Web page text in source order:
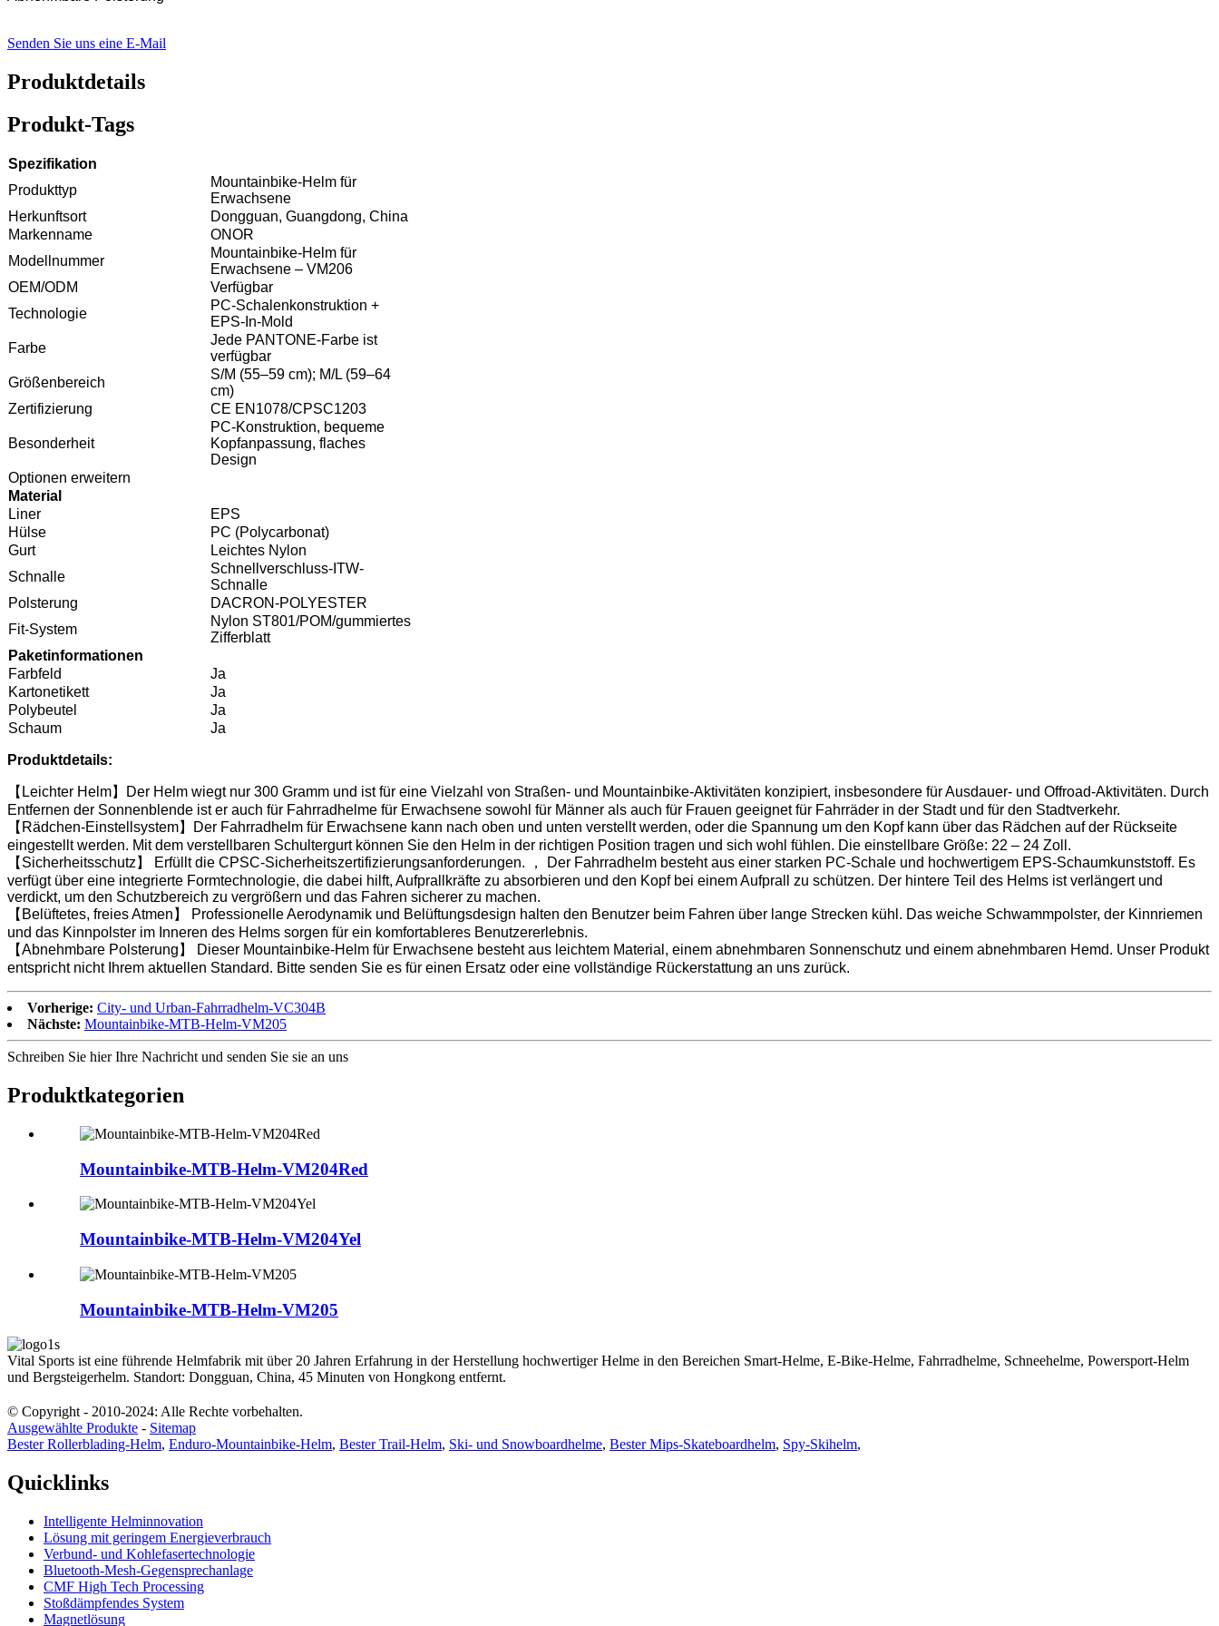
Senden Sie uns eine E-Mail
Produktdetails
Produkt-Tags
Spezifikation
Produkttyp
Mountainbike-Helm für
Erwachsene
Herkunftsort
Dongguan, Guangdong, China
Markenname
ONOR
Modellnummer
Mountainbike-Helm für
Erwachsene – VM206
OEM/ODM
Verfügbar
Technologie
PC-Schalenkonstruktion +
EPS-In-Mold
Farbe
Jede PANTONE-Farbe ist
verfügbar
Größenbereich
S/M (55–59 cm); M/L (59–64
cm)
Zertifizierung
CE EN1078/CPSC1203
Besonderheit
PC-Konstruktion, bequeme
Kopfanpassung, flaches
Design
Optionen erweitern
Material
Liner
EPS
Hülse
PC (Polycarbonat)
Gurt
Leichtes Nylon
Schnalle
Schnellverschluss-ITW-
Schnalle
Polsterung
DACRON-POLYESTER
Fit-System
Nylon ST801/POM/gummiertes
Zifferblatt
Paketinformationen
Farbfeld
Ja
Kartonetikett
Ja
Polybeutel
Ja
Schaum
Ja
Produktdetails:
【Leichter Helm】Der Helm wiegt nur 300 Gramm und ist für eine Vielzahl von Straßen- und Mountainbike-Aktivitäten konzipiert, insbesondere für Ausdauer- und Offroad-Aktivitäten. Durch
Entfernen der Sonnenblende ist er auch für Fahrradhelme für Erwachsene sowohl für Männer als auch für Frauen geeignet für Fahrräder in der Stadt und für den Stadtverkehr.
【Rädchen-Einstellsystem】Der Fahrradhelm für Erwachsene kann nach oben und unten verstellt werden, oder die Spannung um den Kopf kann über das Rädchen auf der Rückseite
eingestellt werden. Mit dem verstellbaren Schultergurt können Sie den Helm in der richtigen Position tragen und sich wohl fühlen. Die einstellbare Größe: 22 – 24 Zoll.
【Sicherheitsschutz】 Erfüllt die CPSC-Sicherheitszertifizierungsanforderungen. ， Der Fahrradhelm besteht aus einer starken PC-Schale und hochwertigem EPS-Schaumkunststoff. Es
verfügt über eine integrierte Formtechnologie, die dabei hilft, Aufprallkräfte zu absorbieren und den Kopf bei einem Aufprall zu schützen. Der hintere Teil des Helms ist verlängert und
verdickt, um den Schutzbereich zu vergrößern und das Fahren sicherer zu machen.
【Belüftetes, freies Atmen】 Professionelle Aerodynamik und Belüftungsdesign halten den Benutzer beim Fahren über lange Strecken kühl. Das weiche Schwammpolster, der Kinnriemen
und das Kinnpolster im Inneren des Helms sorgen für ein komfortableres Benutzererlebnis.
【Abnehmbare Polsterung】 Dieser Mountainbike-Helm für Erwachsene besteht aus leichtem Material, einem abnehmbaren Sonnenschutz und einem abnehmbaren Hemd. Unser Produkt
entspricht nicht Ihrem aktuellen Standard. Bitte senden Sie es für einen Ersatz oder eine vollständige Rückerstattung an uns zurück.
Vorherige: City- und Urban-Fahrradhelm-VC304B
Nächste: Mountainbike-MTB-Helm-VM205
Schreiben Sie hier Ihre Nachricht und senden Sie sie an uns
Produktkategorien
Mountainbike-MTB-Helm-VM204Red
Mountainbike-MTB-Helm-VM204Yel
Mountainbike-MTB-Helm-VM205
Vital Sports ist eine führende Helmfabrik mit über 20 Jahren Erfahrung in der Herstellung hochwertiger Helme in den Bereichen Smart-Helme, E-Bike-Helme, Fahrradhelme, Schneehelme, Powersport-Helm
und Bergsteigerhelm. Standort: Dongguan, China, 45 Minuten von Hongkong entfernt.
© Copyright - 2010-2024: Alle Rechte vorbehalten.
Ausgewählte Produkte - Sitemap
Bester Rollerblading-Helm, Enduro-Mountainbike-Helm, Bester Trail-Helm, Ski- und Snowboardhelme, Bester Mips-Skateboardhelm, Spy-Skihelm,
Quicklinks
Intelligente Helminnovation
Lösung mit geringem Energieverbrauch
Verbund- und Kohlefasertechnologie
Bluetooth-Mesh-Gegensprechanlage
CMF High Tech Processing
Stoßdämpfendes System
Magnetlösung